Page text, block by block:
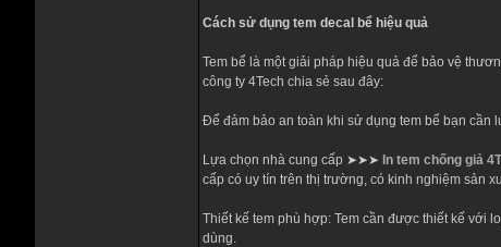
Cách sử dụng tem decal bể hiệu quả
Tem bể là một giải pháp hiệu quả để bảo vệ
công ty 4Tech chia sẻ sau đây:
Để đảm bảo an toàn khi sử dụng tem bể bạn cần
Lựa chọn nhà cung cấp ➤➤➤ In tem chống giả
cấp có uy tín trên thị trường, có kinh nghiệm sản
Thiết kế tem phù hợp: Tem cần được thiết kế với
dùng.